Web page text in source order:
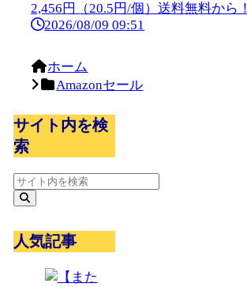
2,456円（20.5円/個）送料無料から！
2026/08/09 09:51
ホーム
Amazonセール
サイト内を検
索
人気記事